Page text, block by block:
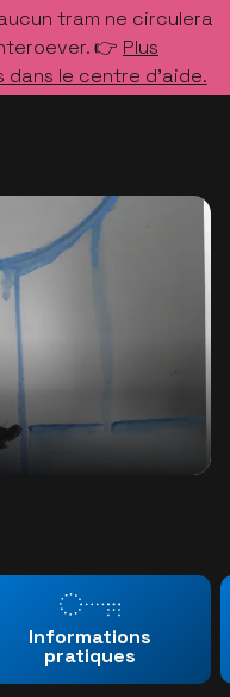
tram ne circulera
👉 Plus
le centre d’aide.
Informations
pratiques